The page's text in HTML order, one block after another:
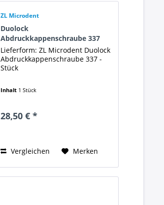
ZL Microdent
Duolock
Abdruckkappenschraube 337
Lieferform: ZL Microdent Duolock
Abdruckkappenschraube 337 -
Stück
Inhalt 1 Stück
28,50 € *
Vergleichen Merken